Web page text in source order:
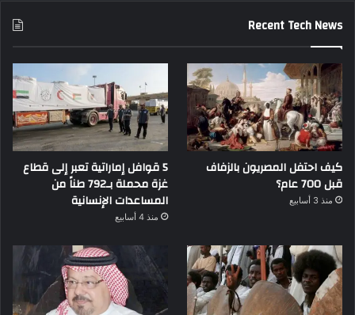
Recent Tech News
كيف احتفل المصريون بالزفاف
قبل 700 عام؟
منذ 3 أسابيع
5 قوافل إماراتية تعبر إلى قطاع
غزة محملة بـ792 طناً من
المساعدات الإنسانية
منذ 4 أسابيع